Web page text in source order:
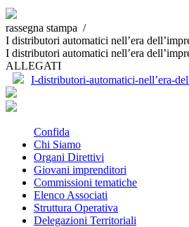
rassegna stampa /
I distributori automatici nell’era
I distributori automatici nell’era
ALLEGATI
I-distributori-automatici-nell’era-
Confida
Chi Siamo
Organi Direttivi
Giovani imprenditori
Commissioni tematiche
Elenco Associati
Struttura Operativa
Delegazioni Territoriali